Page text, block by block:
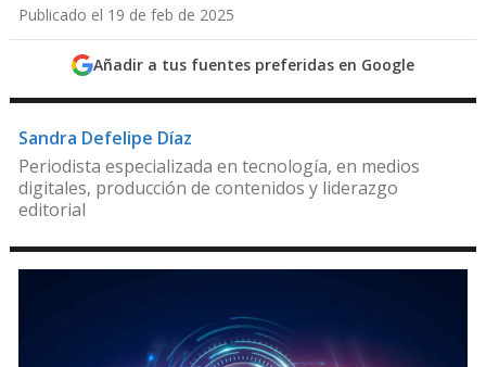
Publicado el 19 de feb de 2025
Añadir a tus fuentes preferidas en Google
Sandra Defelipe Díaz
Periodista especializada en tecnología, en medios
digitales, producción de contenidos y liderazgo
editorial